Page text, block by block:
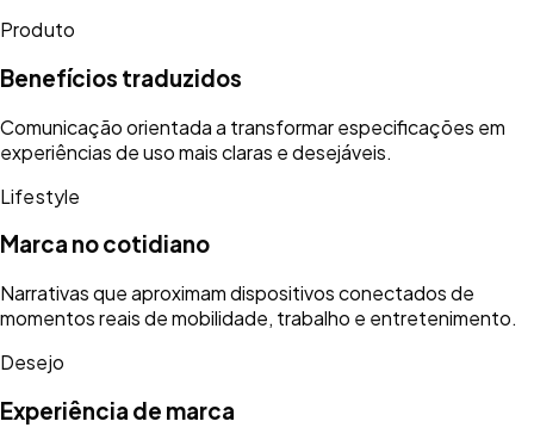
Produto
Benefícios traduzidos
Comunicação orientada a transformar especificações em
experiências de uso mais claras e desejáveis.
Lifestyle
Marca no cotidiano
Narrativas que aproximam dispositivos conectados de
momentos reais de mobilidade, trabalho e entretenimento.
Desejo
Experiência de marca